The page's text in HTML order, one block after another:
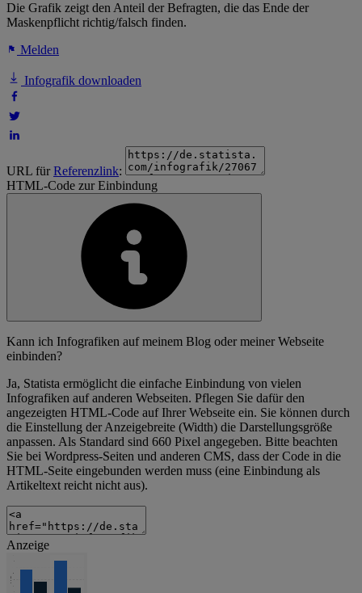
Die Grafik zeigt den Anteil der Befragten, die das Ende der
Maskenpflicht richtig/falsch finden.
Melden
Infografik downloaden
URL fürReferenzlink:
HTML-Code zur Einbindung
Kann ich Infografiken auf meinem Blog oder meiner Webseite
einbinden?
Ja, Statista ermöglicht die einfache Einbindung von vielen
Infografiken auf anderen Webseiten. Pflegen Sie dafür den
angezeigten HTML-Code auf Ihrer Webseite ein. Sie können durch
die Einstellung der Anzeigebreite (Width) die Darstellungsgröße
anpassen. Als Standard sind 660 Pixel angegeben. Bitte beachten
Sie bei Wordpress-Seiten und anderen CMS, dass der Code in die
HTML-Seite eingebunden werden muss (eine Einbindung als
Artikeltext reicht nicht aus).
Anzeige